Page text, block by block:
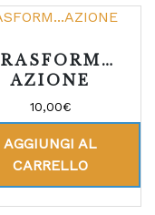
AZIONE
10,00€
AGGIUNGI AL
CARRELLO